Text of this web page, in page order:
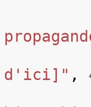
d'ici]" ,